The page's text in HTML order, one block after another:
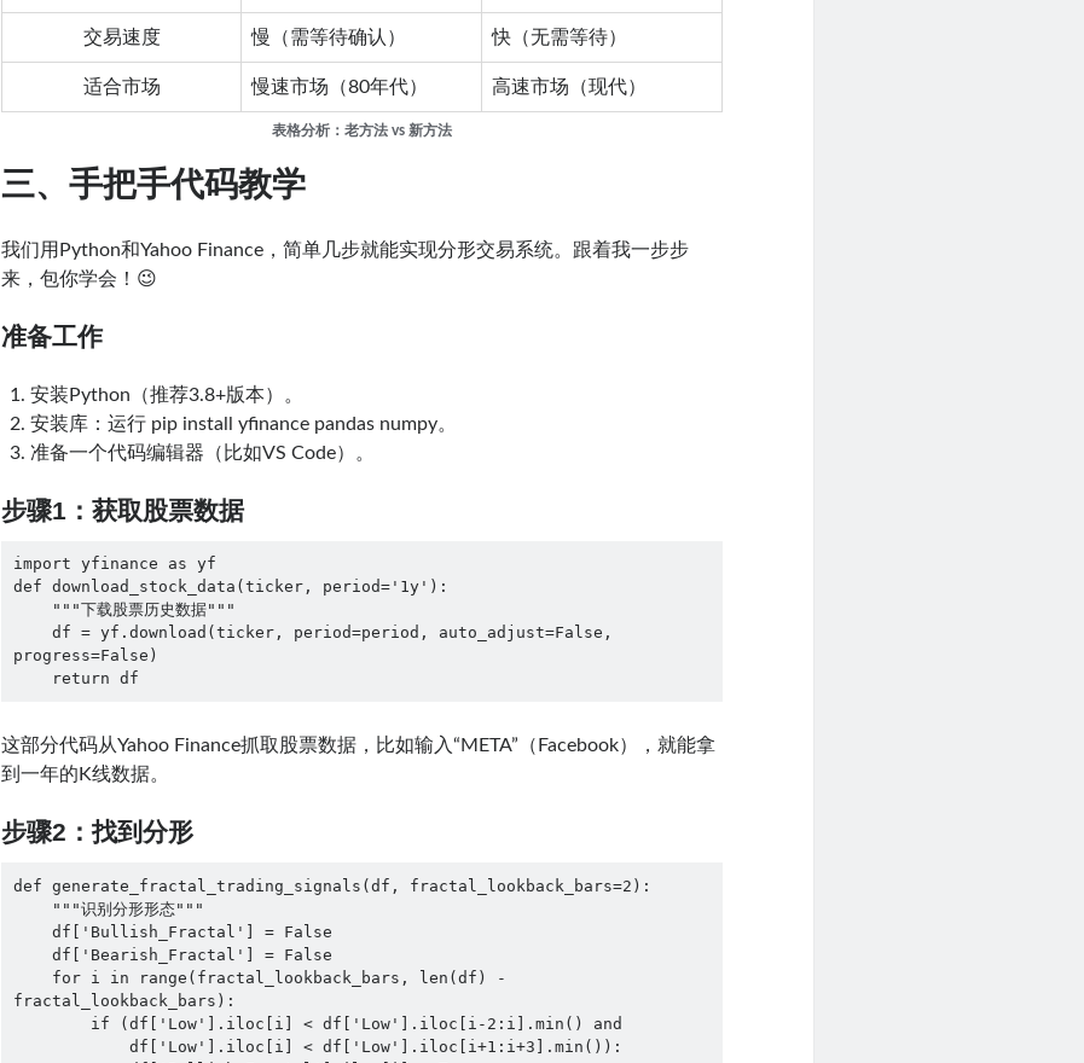
交易速度 慢（需等待确认） 快（无需等待）
适合市场 慢速市场（80年代） 高速市场（现代）
表格分析：老方法 vs 新方法
三、手把手代码教学
我们用Python和Yahoo Finance，简单几步就能实现分形交易系统。跟着我一步步
来，包你学会！😉
准备工作
安装Python（推荐3.8+版本）。
安装库：运行 pip install yfinance pandas numpy。
准备一个代码编辑器（比如VS Code）。
步骤1：获取股票数据
import yfinance as yf
def download_stock_data(ticker, period='1y'):
progress=False)
    return df
这部分代码从Yahoo Finance抓取股票数据，比如输入“META”（Facebook），就能拿
到一年的K线数据。
步骤2：找到分形
def generate_fractal_trading_signals(df, fractal_lookback_bars=2):
fractal_lookback_bars):